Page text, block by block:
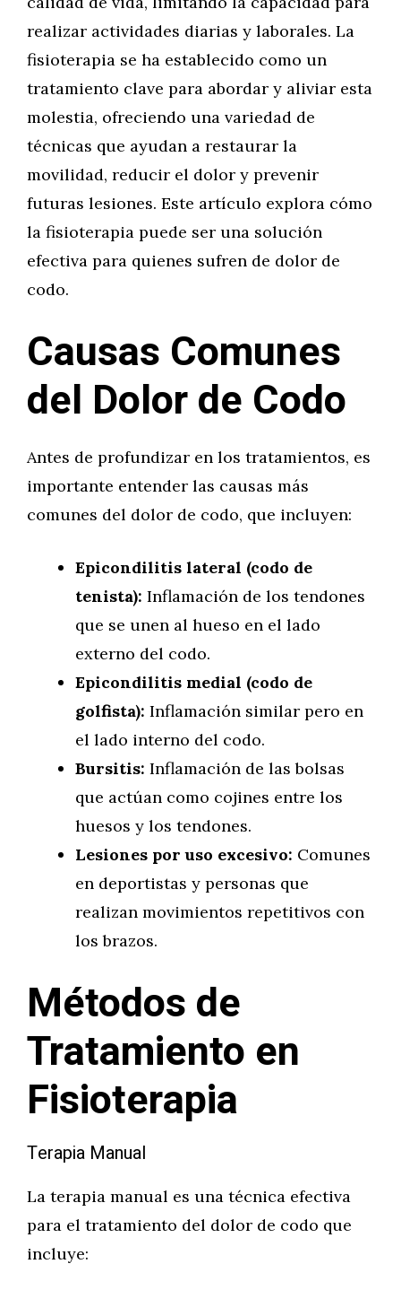
realizar actividades diarias y laborales. La
fisioterapia se ha establecido como un
tratamiento clave para abordar y aliviar esta
molestia, ofreciendo una variedad de
técnicas que ayudan a restaurar la
movilidad, reducir el dolor y prevenir
futuras lesiones. Este artículo explora cómo
la fisioterapia puede ser una solución
efectiva para quienes sufren de dolor de
codo.
Causas Comunes
del Dolor de Codo
Antes de profundizar en los tratamientos, es
importante entender las causas más
comunes del dolor de codo, que incluyen:
Epicondilitis lateral (codo de
tenista): Inflamación de los tendones
que se unen al hueso en el lado
externo del codo.
Epicondilitis medial (codo de
golfista): Inflamación similar pero en
el lado interno del codo.
Bursitis: Inflamación de las bolsas
que actúan como cojines entre los
huesos y los tendones.
Lesiones por uso excesivo: Comunes
en deportistas y personas que
realizan movimientos repetitivos con
los brazos.
Métodos de
Tratamiento en
Fisioterapia
Terapia Manual
La terapia manual es una técnica efectiva
para el tratamiento del dolor de codo que
incluye: